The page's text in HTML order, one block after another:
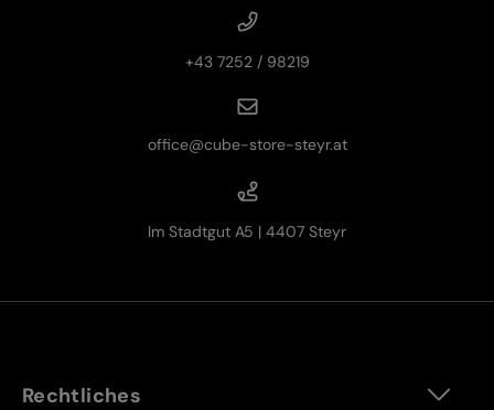
+43 7252 / 98219
office@cube-store-steyr.at
Im Stadtgut A5 | 4407 Steyr
Rechtliches